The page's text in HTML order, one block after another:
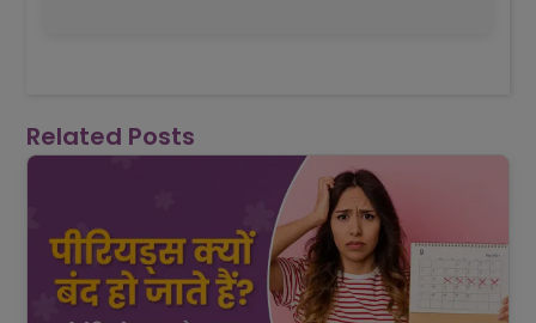
Related Posts